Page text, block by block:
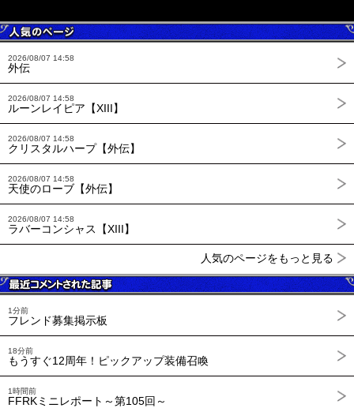
2026/08/07 14:58
外伝
2026/08/07 14:58
ルーンレイピア【XIII】
2026/08/07 14:58
クリスタルハープ【外伝】
2026/08/07 14:58
天使のローブ【外伝】
2026/08/07 14:58
ラバーコンシャス【XIII】
人気のページをもっと見る
1分前
フレンド募集掲示板
18分前
もうすぐ12周年！ピックアップ装備召喚
1時間前
FFRKミニレポート～第105回～